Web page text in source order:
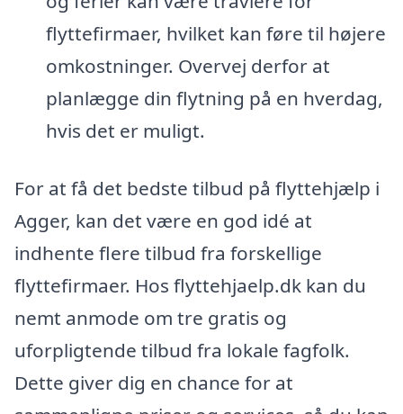
flyttefirmaer, hvilket kan føre til højere
omkostninger. Overvej derfor at
planlægge din flytning på en hverdag,
hvis det er muligt.
For at få det bedste tilbud på flyttehjælp i
Agger, kan det være en god idé at
indhente flere tilbud fra forskellige
flyttefirmaer. Hos flyttehjaelp.dk kan du
nemt anmode om tre gratis og
uforpligtende tilbud fra lokale fagfolk.
Dette giver dig en chance for at